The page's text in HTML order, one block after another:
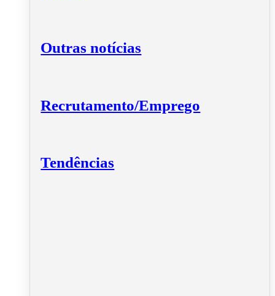
Outras notícias
Recrutamento/Emprego
Tendências